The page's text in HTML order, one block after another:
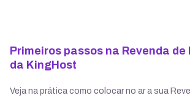
Primeiros passos na Revenda de
da KingHost
Veja na prática como colocar no ar a sua